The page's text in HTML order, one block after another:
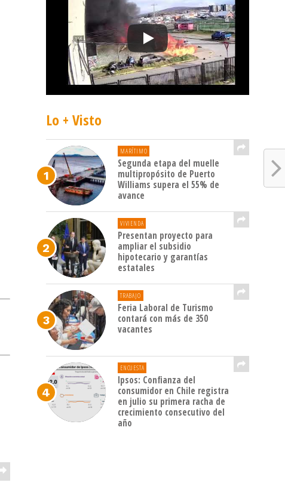
Lo + Visto
MARÍTIMO
Segunda etapa del muelle
multipropósito de Puerto
Williams supera el 55% de
avance
VIVIENDA
Presentan proyecto para
ampliar el subsidio
hipotecario y garantías
estatales
TRABAJO
Feria Laboral de Turismo
contará con más de 350
vacantes
ENCUESTA
Ipsos: Confianza del
consumidor en Chile registra
en julio su primera racha de
crecimiento consecutivo del
año